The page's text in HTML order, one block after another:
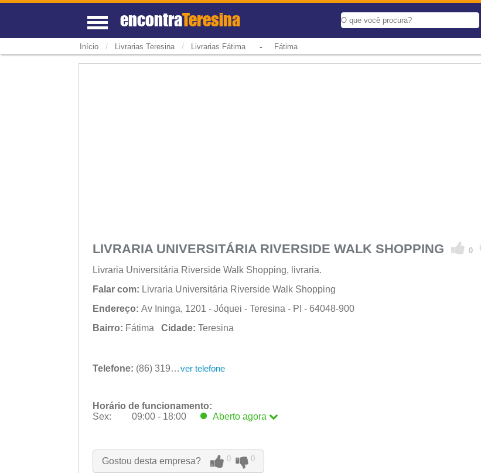
encontraTeresina
Início / Livrarias Teresina / Livrarias Fátima- Fátima
LIVRARIA UNIVERSITÁRIA RIVERSIDE WALK SHOPPING 0
Livraria Universitária Riverside Walk Shopping, livraria.
Falar com: Livraria Universitária Riverside Walk Shopping
Endereço: Av Ininga, 1201 - Jóquei - Teresina - PI - 64048-900
Bairro: Fátima Cidade: Teresina
Telefone: (86) 3194-0600 ver telefone
Horário de funcionamento:
Sex:
09:00 - 18:00 Aberto agora
Qua:
09:00 - 18:00
Qui:
09:00 - 18:00
Gostou desta empresa? 0 0